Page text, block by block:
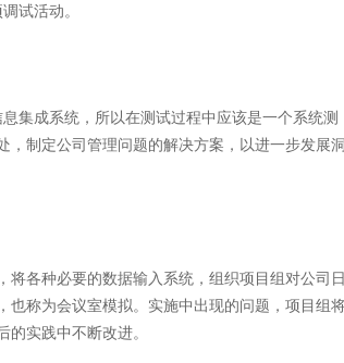
试活动。
成系统，所以在测试过程中应该是一个系统测
制定公司管理问题的解决方案，以进一步发展
各种必要的数据输入系统，组织项目组对公司
称为会议室模拟。实施中出现的问题，项目组
实践中不断改进。